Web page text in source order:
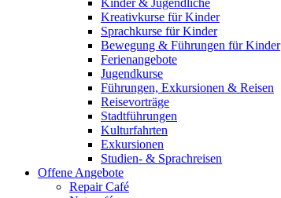
Kinder & Jugendliche
Kreativkurse für Kinder
Sprachkurse für Kinder
Bewegung & Führungen für Kinder
Ferienangebote
Jugendkurse
Führungen, Exkursionen & Reisen
Reisevorträge
Stadtführungen
Kulturfahrten
Exkursionen
Studien- & Sprachreisen
Offene Angebote
Repair Café